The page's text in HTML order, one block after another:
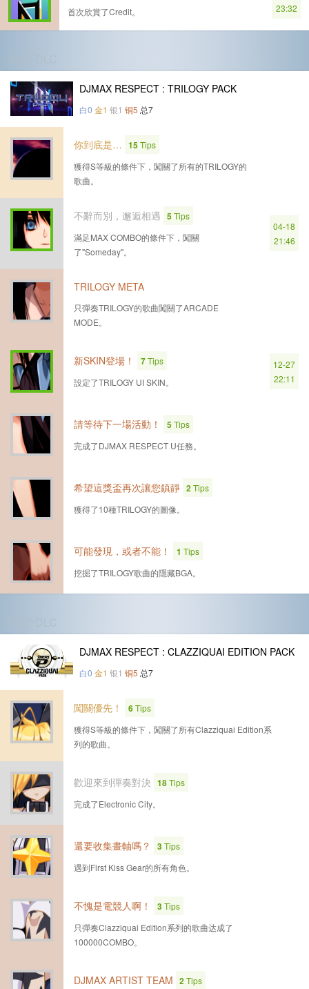
首次欣賞了Credit。
23:32
DJMAX RESPECT : TRILOGY PACK
白0 金1 银1 铜5 总7
你到底是… 15Tips
獲得S等級的條件下，闖關了所有的TRILOGY的
歌曲。
不辭而別，邂逅相遇 5Tips
滿足MAX COMBO的條件下，闖關
了"Someday"。
04-18
21:46
TRILOGY META
只彈奏TRILOGY的歌曲闖關了ARCADE
MODE。
新SKIN登場！ 7Tips
設定了TRILOGY UI SKIN。
12-27
22:11
請等待下一場活動！ 5Tips
完成了DJMAX RESPECT U任務。
希望這獎盃再次讓您鎮靜 2Tips
獲得了10種TRILOGY的圖像。
可能發現，或者不能！ 1 Tips
挖掘了TRILOGY歌曲的隱藏BGA。
DJMAX RESPECT : CLAZZIQUAI EDITION PACK
白0 金1 银1 铜5 总7
闖關優先！ 6Tips
獲得S等級的條件下，闖關了所有Clazziquai Edition系
列的歌曲。
歡迎來到彈奏對決 18Tips
完成了Electronic City。
還要收集畫軸嗎？ 3Tips
遇到First Kiss Gear的所有角色。
不愧是電競人啊！ 3Tips
只彈奏Clazziquai Edition系列的歌曲达成了
100000COMBO。
DJMAX ARTIST TEAM 2Tips